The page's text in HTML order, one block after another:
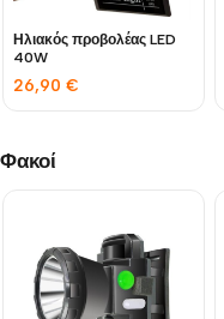
Ηλιακός προβολέας LED
40W
26,90 €
Φακοί